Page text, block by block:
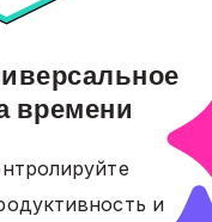
времени
и